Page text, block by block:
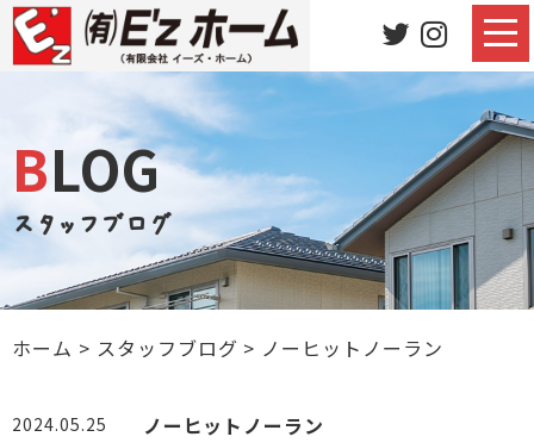
BLOG
スタッフブログ
ホーム > スタッフブログ > ノーヒットノーラン
2024.05.25 ノーヒットノーラン